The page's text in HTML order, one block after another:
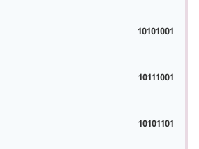
10101001
10111001
10101101